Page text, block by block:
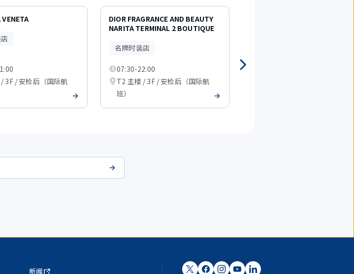
3F / 安检后（国际航
DIOR FRAGRANCE AND BEAUTY
NARITA TERMINAL 2 BOUTIQUE
名牌时装店
07:30-22:00
T2 主楼 / 3F / 安检后（国际航
班）
新闻